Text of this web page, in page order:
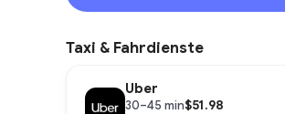
Taxi & Fahrdienste
Uber
30–45 min$51.98